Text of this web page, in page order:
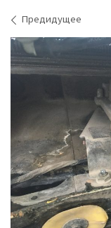
Навигация по
Предидущее